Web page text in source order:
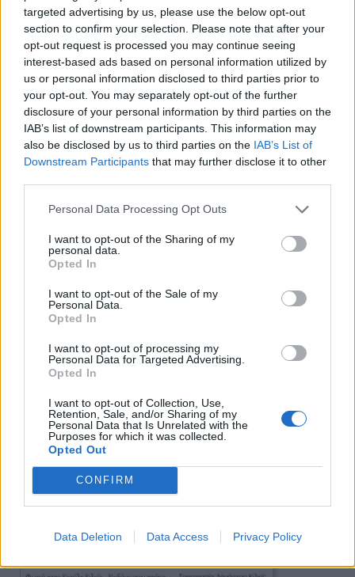
targeted advertising by us, please use the below opt-out
section to confirm your selection. Please note that after your
opt-out request is processed you may continue seeing
interest-based ads based on personal information utilized by
us or personal information disclosed to third parties prior to
your opt-out. You may separately opt-out of the further
disclosure of your personal information by third parties on the
IAB’s list of downstream participants. This information may
also be disclosed by us to third parties on the IAB’s List of
Downstream Participants that may further disclose it to other
Personal Data Processing Opt Outs
I want to opt-out of the Sharing of my
personal data.
Opted In
I want to opt-out of the Sale of my
Personal Data.
Opted In
I want to opt-out of processing my
Personal Data for Targeted Advertising.
Opted In
I want to opt-out of Collection, Use,
Retention, Sale, and/or Sharing of my
Personal Data that Is Unrelated with the
Purposes for which it was collected.
Opted Out
CONFIRM
Data Deletion Data Access Privacy Policy
Πρωινή